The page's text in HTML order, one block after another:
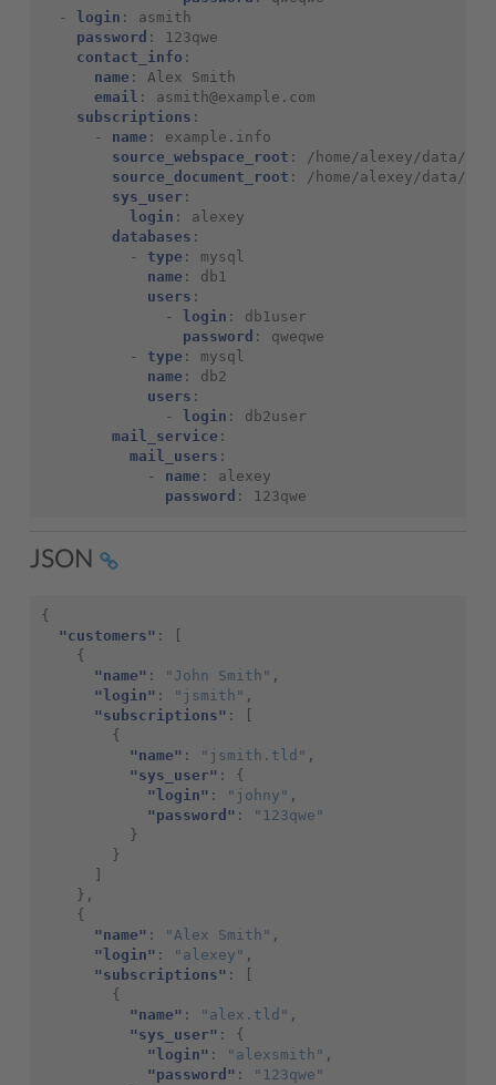
-
login :
asmith
password :
123qwe
contact_info :
name :
Alex Smith
email :
asmith@example.com
subscriptions :
-
name :
example.info
source_webspace_root :
/home/alexey/data/
source_document_root :
/home/alexey/data/
sys_user :
login :
alexey
databases :
-
type :
mysql
name :
db1
users :
-
login :
db1user
password :
qweqwe
-
type :
mysql
name :
db2
users :
-
login :
db2user
mail_service :
mail_users :
-
name :
alexey
password : 123qwe
JSON
{
"customers" :
{
"name" : "John Smith" ,
"login" : "jsmith" ,
"subscriptions" :
{
"name" : "jsmith.tld" ,
"sys_user" :
{
"login" : "johny" ,
"password" :
"123qwe"
}
}
},
{
"name" : "Alex Smith" ,
"login" : "alexey" ,
"subscriptions" :
{
"name" : "alex.tld" ,
"sys_user" :
{
"login" : "alexsmith" ,
"password" :
"123qwe"